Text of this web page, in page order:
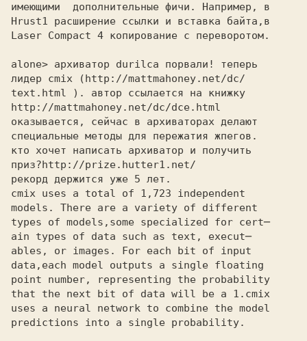
имеющими  дополнительные фичи. Например, в
Hrust1 расширение ссылки и вставка байта,в
Laser Compact 4 копирование с переворотом.
alone> архиватор durilca порвали! теперь
лидер cmix (
text.html ). автор ссылается на книжку
http://mattmahoney.net/dc/dce.html
оказывается, сейчас в архиваторах делают
специальные методы для пережатия жпегов.
кто хочет написать архиватор и получить
приз?
рекорд держится уже 5 лет.
cmix uses a total of 1,723 independent
models. There are a variety of different
types of models,some specialized for cert─
ain types of data such as text, execut─
ables, or images. For each bit of input
data,each model outputs a single floating
point number, representing the probability
that the next bit of data will be a 1.cmix
uses a neural network to combine the model
predictions into a single probability.